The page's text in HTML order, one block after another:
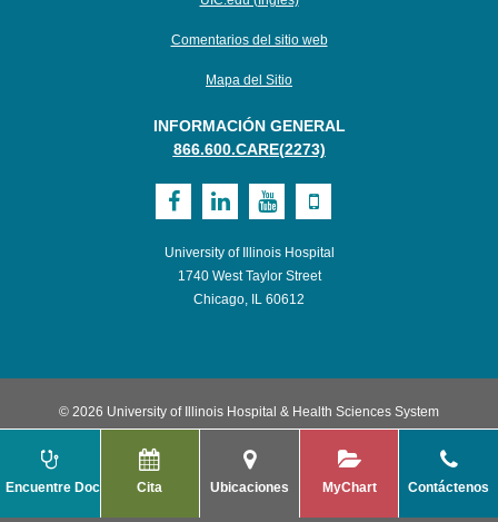
Comentarios del sitio web
Mapa del Sitio
INFORMACIÓN GENERAL
866.600.CARE(2273)
Visit
Health
on
Visit
Health
on
Visit
Health
on
Visit
Health
University of Illinois Hospital
1740 West Taylor Street
Chicago, IL 60612
© 2026 University of Illinois Hospital & Health Sciences System
Encuentre Doctor Cita Ubicaciones MyChart Contáctenos